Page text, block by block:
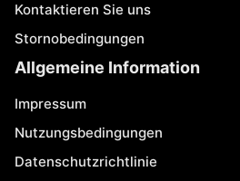
Kontaktieren Sie uns
Stornobedingungen
Allgemeine Information
Impressum
Nutzungsbedingungen
Datenschutzrichtlinie